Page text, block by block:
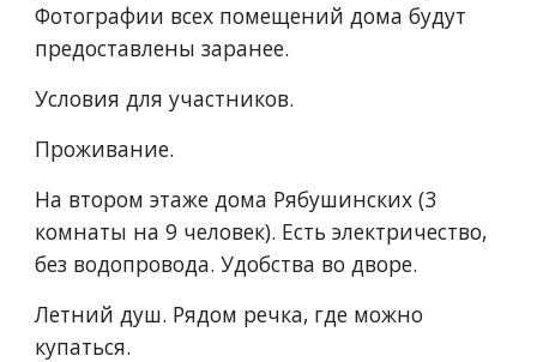
Фотографии всех помещений дома будут
предоставлены заранее.
Условия для участников.
Проживание.
На втором этаже дома Рябушинских (3
комнаты на 9 человек). Есть электричество,
без водопровода. Удобства во дворе.
Летний душ. Рядом речка, где можно
купаться.